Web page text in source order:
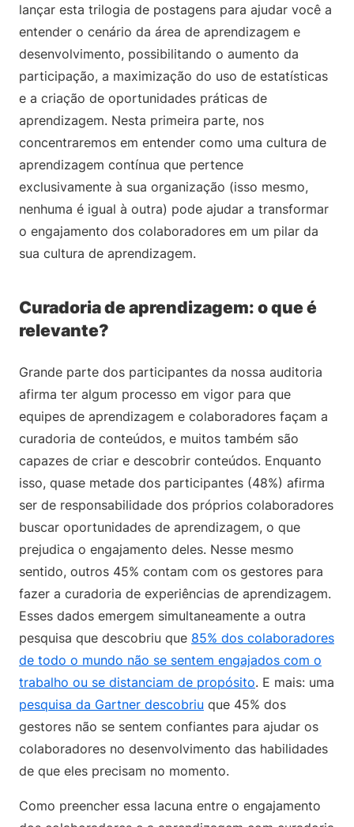
lançar esta trilogia de postagens para ajudar você a
entender o cenário da área de aprendizagem e
desenvolvimento, possibilitando o aumento da
participação, a maximização do uso de estatísticas
e a criação de oportunidades práticas de
aprendizagem. Nesta primeira parte, nos
concentraremos em entender como uma cultura de
aprendizagem contínua que pertence
exclusivamente à sua organização (isso mesmo,
nenhuma é igual à outra) pode ajudar a transformar
o engajamento dos colaboradores em um pilar da
sua cultura de aprendizagem.
Curadoria de aprendizagem: o que é
relevante?
Grande parte dos participantes da nossa auditoria
afirma ter algum processo em vigor para que
equipes de aprendizagem e colaboradores façam a
curadoria de conteúdos, e muitos também são
capazes de criar e descobrir conteúdos. Enquanto
isso, quase metade dos participantes (48%) afirma
ser de responsabilidade dos próprios colaboradores
buscar oportunidades de aprendizagem, o que
prejudica o engajamento deles. Nesse mesmo
sentido, outros 45% contam com os gestores para
fazer a curadoria de experiências de aprendizagem.
Esses dados emergem simultaneamente a outra
pesquisa que descobriu que 85% dos colaboradores
de todo o mundo não se sentem engajados com o
trabalho ou se distanciam de propósito. E mais: uma
pesquisa da Gartner descobriu que 45% dos
gestores não se sentem confiantes para ajudar os
colaboradores no desenvolvimento das habilidades
de que eles precisam no momento.
Como preencher essa lacuna entre o engajamento